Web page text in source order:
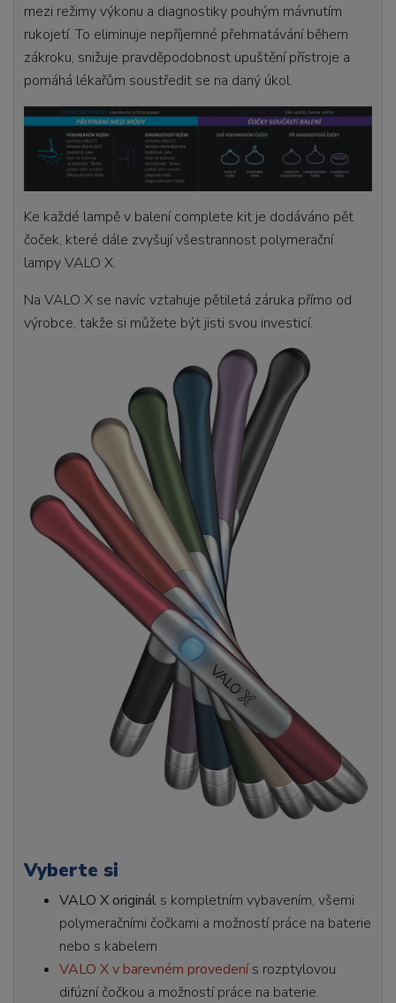
mezi režimy výkonu a diagnostiky pouhým mávnutím
rukojetí. To eliminuje nepříjemné přehmatávání během
zákroku, snižuje pravděpodobnost upuštění přístroje a
pomáhá lékařům soustředit se na daný úkol.
Ke každé lampě v balení complete kit je dodáváno pět
čoček, které dále zvyšují všestrannost polymerační
lampy VALO X.
Na VALO X se navíc vztahuje pětiletá záruka přímo od
výrobce, takže si můžete být jisti svou investicí.
Vyberte si
VALO X originál s kompletním vybavením, všemi
polymeračními čočkami a možností práce na baterie
nebo s kabelem
VALO X v barevném provedenís rozptylovou
difúzní čočkou a možností práce na baterie.